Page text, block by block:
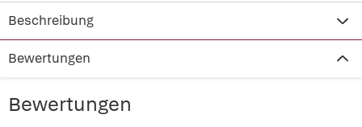
Beschreibung
Bewertungen
Bewertungen